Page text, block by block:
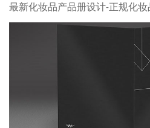
最新化妆品产品册设计-正规化妆